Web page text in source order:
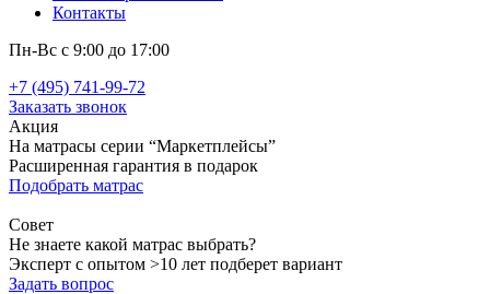
Контакты
Пн-Вс с 9:00 до 17:00
+7 (495) 741-99-72
Заказать звонок
Акция
На матрасы серии “Маркетплейсы”
Расширенная гарантия в подарок
Подобрать матрас
Совет
Не знаете какой матрас выбрать?
Эксперт с опытом >10 лет подберет вариант
Задать вопрос